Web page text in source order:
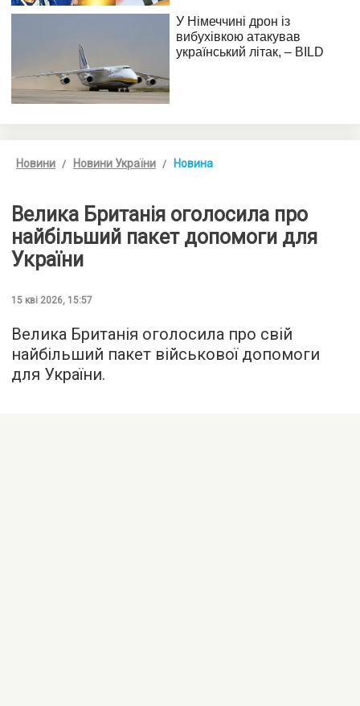
Новини Новини України Новина
Велика Британія оголосила про
найбільший пакет допомоги для
України
15 кві 2026, 15:57
Велика Британія оголосила про свій
найбільший пакет військової допомоги
для України.